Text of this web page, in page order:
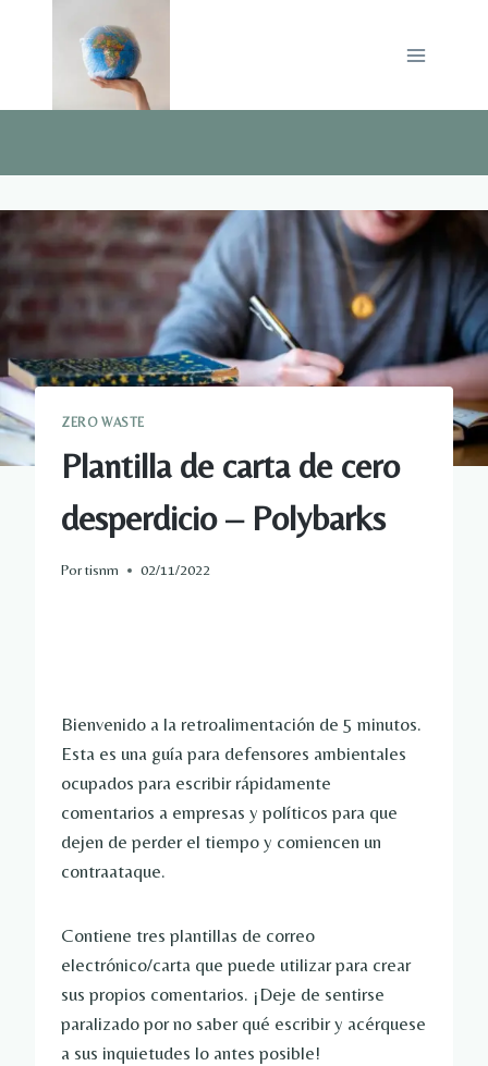
ZERO WASTE
Plantilla de carta de cero
desperdicio – Polybarks
Portisnm 02/11/2022
Bienvenido a la retroalimentación de 5 minutos.
Esta es una guía para defensores ambientales
ocupados para escribir rápidamente
comentarios a empresas y políticos para que
dejen de perder el tiempo y comiencen un
contraataque.
Contiene tres plantillas de correo
electrónico/carta que puede utilizar para crear
sus propios comentarios. ¡Deje de sentirse
paralizado por no saber qué escribir y acérquese
a sus inquietudes lo antes posible!